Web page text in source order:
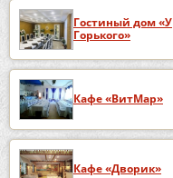
Гостиный дом «У
Горького»
Кафе «ВитМар»
Кафе «Дворик»